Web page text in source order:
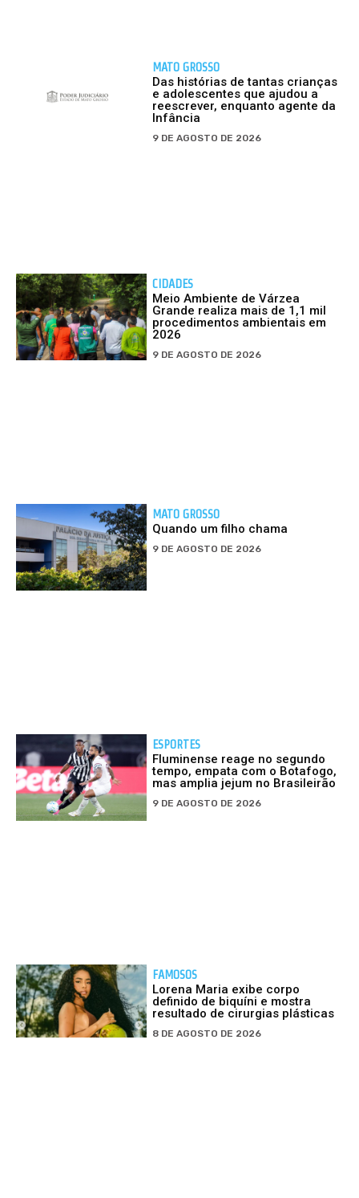
MATO GROSSO
Das histórias de tantas crianças
e adolescentes que ajudou a
reescrever, enquanto agente da
Infância
9 DE AGOSTO DE 2026
CIDADES
Meio Ambiente de Várzea
Grande realiza mais de 1,1 mil
procedimentos ambientais em
2026
9 DE AGOSTO DE 2026
MATO GROSSO
Quando um filho chama
9 DE AGOSTO DE 2026
ESPORTES
Fluminense reage no segundo
tempo, empata com o Botafogo,
mas amplia jejum no Brasileirão
9 DE AGOSTO DE 2026
FAMOSOS
Lorena Maria exibe corpo
definido de biquíni e mostra
resultado de cirurgias plásticas
8 DE AGOSTO DE 2026